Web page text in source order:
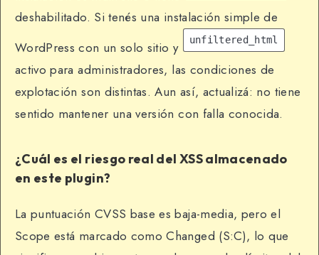
deshabilitado. Si tenés una instalación simple de
WordPress con un solo sitio y
unfiltered_html
activo para administradores, las condiciones de
explotación son distintas. Aun así, actualizá: no tiene
sentido mantener una versión con falla conocida.
¿Cuál es el riesgo real del XSS almacenado
en este plugin?
La puntuación CVSS base es baja-media, pero el
Scope está marcado como Changed (S:C), lo que